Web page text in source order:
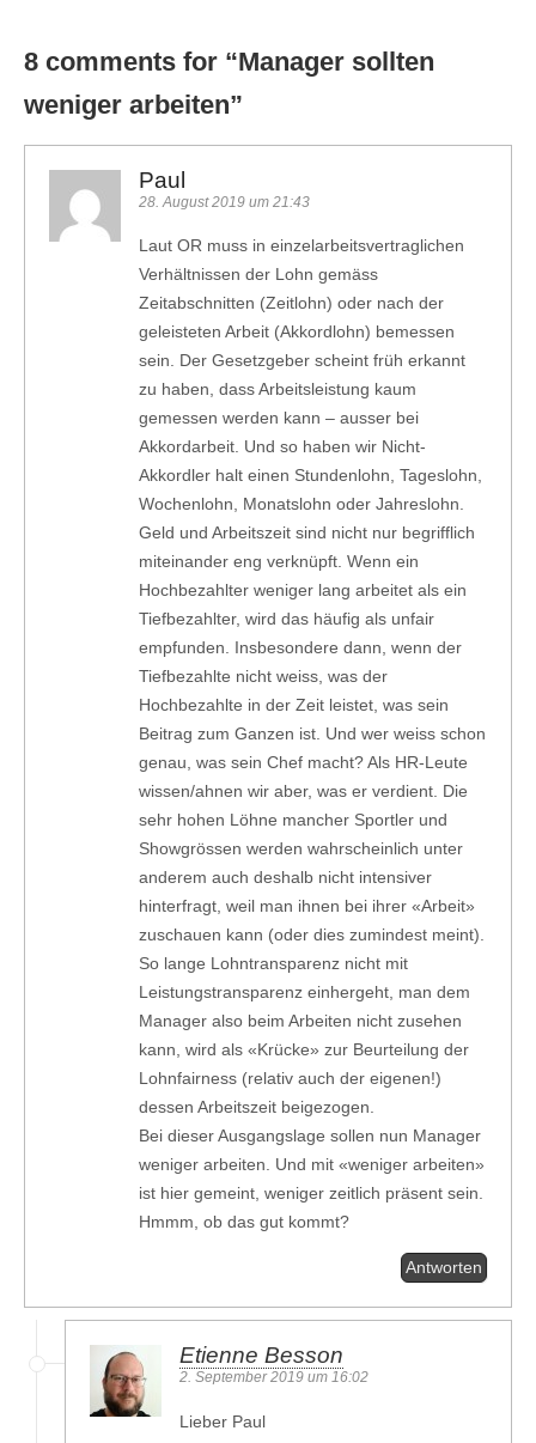
8 comments for “Manager sollten
weniger arbeiten”
Paul
28. August 2019 um 21:43
Laut OR muss in einzelarbeitsvertraglichen
Verhältnissen der Lohn gemäss
Zeitabschnitten (Zeitlohn) oder nach der
geleisteten Arbeit (Akkordlohn) bemessen
sein. Der Gesetzgeber scheint früh erkannt
zu haben, dass Arbeitsleistung kaum
gemessen werden kann – ausser bei
Akkordarbeit. Und so haben wir Nicht-
Akkordler halt einen Stundenlohn, Tageslohn,
Wochenlohn, Monatslohn oder Jahreslohn.
Geld und Arbeitszeit sind nicht nur begrifflich
miteinander eng verknüpft. Wenn ein
Hochbezahlter weniger lang arbeitet als ein
Tiefbezahlter, wird das häufig als unfair
empfunden. Insbesondere dann, wenn der
Tiefbezahlte nicht weiss, was der
Hochbezahlte in der Zeit leistet, was sein
Beitrag zum Ganzen ist. Und wer weiss schon
genau, was sein Chef macht? Als HR-Leute
wissen/ahnen wir aber, was er verdient. Die
sehr hohen Löhne mancher Sportler und
Showgrössen werden wahrscheinlich unter
anderem auch deshalb nicht intensiver
hinterfragt, weil man ihnen bei ihrer «Arbeit»
zuschauen kann (oder dies zumindest meint).
So lange Lohntransparenz nicht mit
Leistungstransparenz einhergeht, man dem
Manager also beim Arbeiten nicht zusehen
kann, wird als «Krücke» zur Beurteilung der
Lohnfairness (relativ auch der eigenen!)
dessen Arbeitszeit beigezogen.
Bei dieser Ausgangslage sollen nun Manager
weniger arbeiten. Und mit «weniger arbeiten»
ist hier gemeint, weniger zeitlich präsent sein.
Hmmm, ob das gut kommt?
Antworten
Etienne Besson
2. September 2019 um 16:02
Lieber Paul